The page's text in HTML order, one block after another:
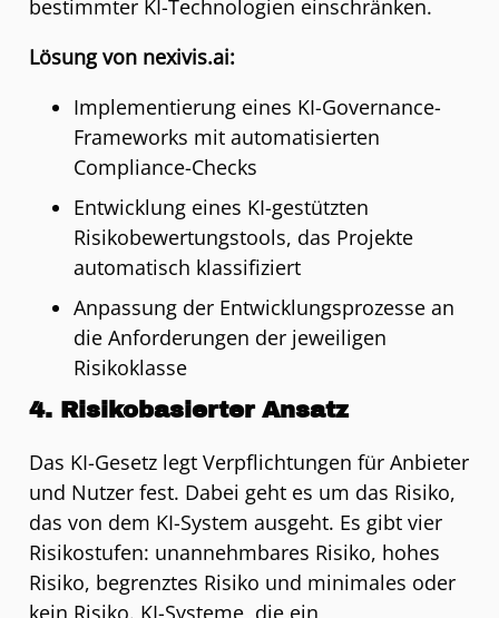
bestimmter KI-Technologien einschränken.
Lösung von nexivis.ai:
Implementierung eines KI-Governance-
Frameworks mit automatisierten
Compliance-Checks
Entwicklung eines KI-gestützten
Risikobewertungstools, das Projekte
automatisch klassifiziert
Anpassung der Entwicklungsprozesse an
die Anforderungen der jeweiligen
Risikoklasse
4. Risikobasierter Ansatz
Das KI-Gesetz legt Verpflichtungen für Anbieter
und Nutzer fest. Dabei geht es um das Risiko,
das von dem KI-System ausgeht. Es gibt vier
Risikostufen: unannehmbares Risiko, hohes
Risiko, begrenztes Risiko und minimales oder
kein Risiko. KI-Systeme, die ein